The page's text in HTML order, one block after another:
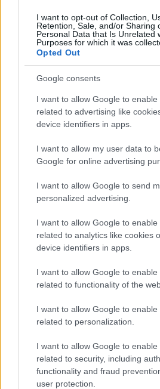
I want to opt-out of Collection,
Retention, Sale, and/or Sharing
Personal Data that Is Unrelated
Purposes for which it was
Opted Out
Google consents
I want to allow Google to enable
related to advertising like
device identifiers in apps.
I want to allow my user data to
Google for online advertising
I want to allow Google to send
personalized advertising.
I want to allow Google to enable
related to analytics like cookies
device identifiers in apps.
I want to allow Google to enable
related to functionality of the
I want to allow Google to enable
related to personalization.
I want to allow Google to enable
related to security, including
functionality and fraud
user protection.
ezer lakosra jutó
HIRDETÉS
HIRDETÉS
HIRDETÉS
LEGOLVASOTTABB
Országos
ezer lakosra jutó
tekintetében
Európai
Beszterce tér